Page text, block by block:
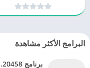
البرامج الأكثر مشاهدة